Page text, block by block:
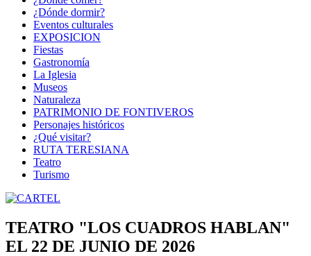
¿Dónde dormir?
Eventos culturales
EXPOSICION
Fiestas
Gastronomía
La Iglesia
Museos
Naturaleza
PATRIMONIO DE FONTIVEROS
Personajes históricos
¿Qué visitar?
RUTA TERESIANA
Teatro
Turismo
TEATRO "LOS CUADROS HABLAN"
EL 22 DE JUNIO DE 2026